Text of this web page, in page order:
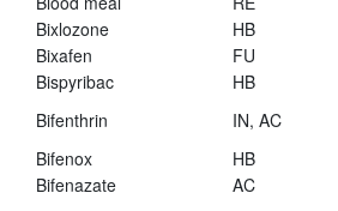
Bixlozone
HB
Bixafen
FU
Bispyribac
HB
Bifenthrin
IN, AC
Bifenox
HB
Bifenazate
AC